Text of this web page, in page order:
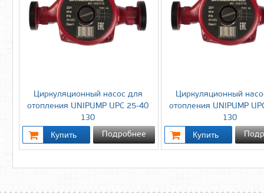
Циркуляционный насос для
отопления UNIPUMP UPС 25-40
130
Подробнее
Циркуляционный
отопления UNIPUMP
130